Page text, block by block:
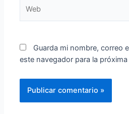
Guarda mi nombre, correo
este navegador para la